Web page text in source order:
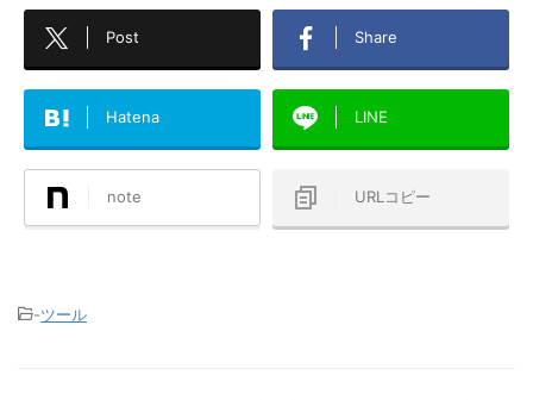
Post Share
Hatena LINE
note URLコピー
-ツール